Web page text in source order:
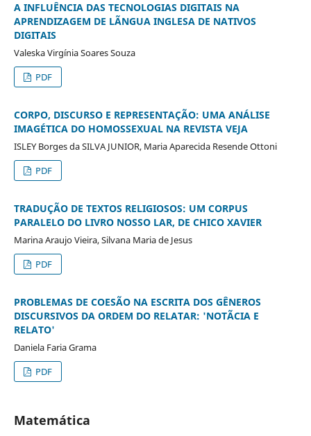
A INFLUÊNCIA DAS TECNOLOGIAS DIGITAIS NA
APRENDIZAGEM DE LÃNGUA INGLESA DE NATIVOS
DIGITAIS
Valeska Virgínia Soares Souza
PDF
CORPO, DISCURSO E REPRESENTAÇÃO: UMA ANÁLISE
IMAGÉTICA DO HOMOSSEXUAL NA REVISTA VEJA
ISLEY Borges da SILVA JUNIOR, Maria Aparecida Resende Ottoni
PDF
TRADUÇÃO DE TEXTOS RELIGIOSOS: UM CORPUS
PARALELO DO LIVRO NOSSO LAR, DE CHICO XAVIER
Marina Araujo Vieira, Silvana Maria de Jesus
PDF
PROBLEMAS DE COESÃO NA ESCRITA DOS GÊNEROS
DISCURSIVOS DA ORDEM DO RELATAR: 'NOTÃCIA E
RELATO'
Daniela Faria Grama
PDF
Matemática